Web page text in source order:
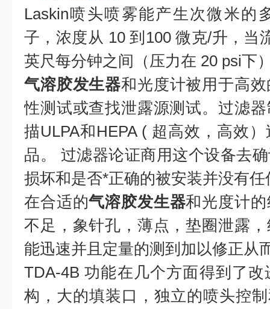
Laskin喷头喷雾能产生次微米的
子，浓度从 10 到100 微克/升，当
英尺每分钟之间（压力在 20 psi下
气溶胶发生器和光度计被用于高
性测试或查找泄露源测试。过滤
描ULPA和HEPA ( 超高效，高效
品。 过滤器论证商用这个设备去
损坏和是否*正确的被安装并没有任
在合适的气溶胶发生器和光度计
不足，象针孔，薄点，垫圈泄露
能迅速并且定量的测到加以修正从
TDA-4B 功能在几个方面得到了
构，大的填装口，独立的喷头控